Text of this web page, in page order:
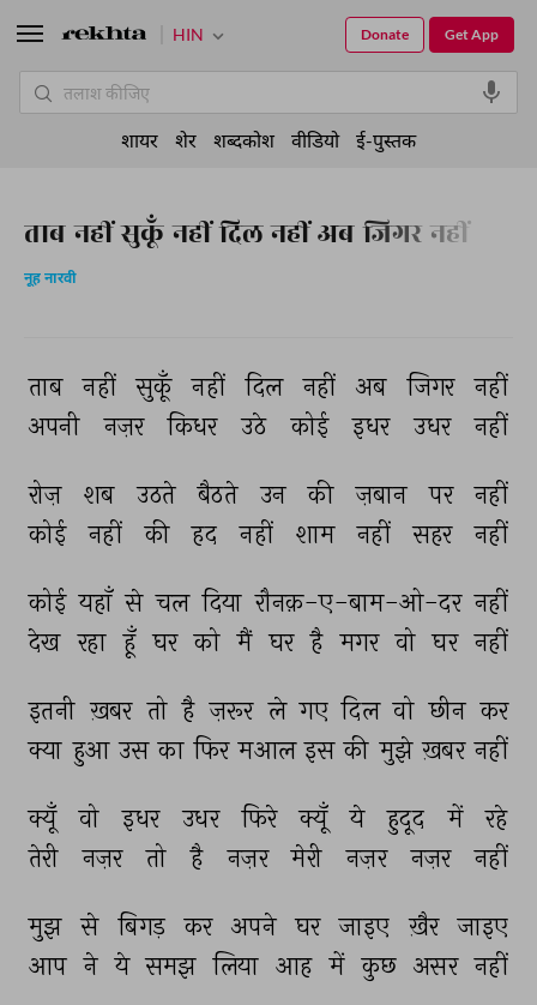
ताब नहीं सुकूँ नहीं दिल नहीं अब जिगर नहीं
नूह नारवी
ताब नहीं सुकूँ नहीं दिल नहीं अब जिगर
नहीं
अपनी
नज़र किधर उठे कोई इधर उधर नहीं
रोज़ शब उठते बैठते उन की ज़बान पर
नहीं
कोई
नहीं की हद नहीं शाम नहीं सहर नहीं
कोई यहाँ से चल दिया रौनक़-ए-बाम-ओ-दर नहीं
देख रहा हूँ घर को मैं घर है मगर वो घर नहीं
इतनी ख़बर तो है ज़रूर ले गए दिल वो छीन कर
क्या हुआ उस का फिर मआल इस की मुझे ख़बर नहीं
क्यूँ वो इधर उधर फिरे क्यूँ ये हुदूद में
रहे
तेरी
नज़र तो है नज़र मेरी नज़र नज़र नहीं
मुझ से बिगड़ कर अपने घर जाइए ख़ैर जाइए
आप ने ये समझ लिया आह में कुछ असर नहीं
HIN Get App
Donate
शायर शेर शब्दकोश वीडियो ई-पुस्तक